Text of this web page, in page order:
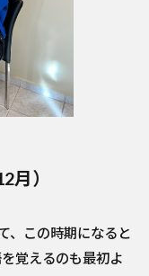
月）
、この時期になると
覚えるのも最初よ